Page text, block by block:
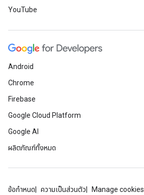
YouTube
Android
Chrome
Firebase
Google Cloud Platform
Google AI
ผลิตภัณฑ์ทั้งหมด
ข้อกำหนด ความเป็นส่วนตัว Manage cookies